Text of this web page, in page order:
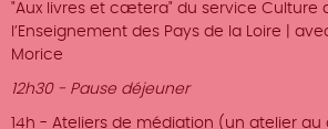
"Aux livres et cætera" du service Culture
l’Enseignement des Pays de la Loire |
Morice
12h30 - Pause déjeuner
14h - Ateliers de médiation (un atelier au